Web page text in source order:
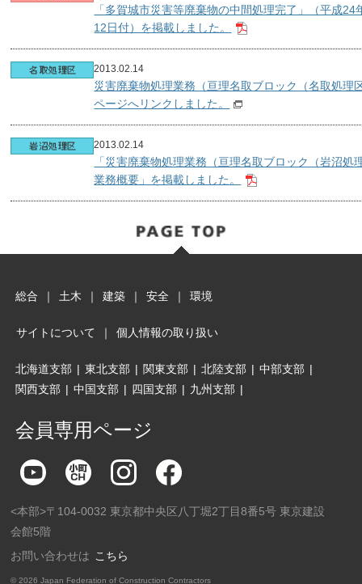
「多賀城市災害等廃棄物の中間処理完了」（平成24
12日付）を掲載しました。
2013.02.14
災害廃棄物処理業務（亘理名取ブロック（名取処理
ページへリンクしました。
2013.02.14
「災害廃棄物処理業務（亘理名取ブロック（岩沼処
業務概要」を掲載しました。
総合 ｜ 土木 ｜ 建築 ｜ 安全 ｜ 環境
サイトについて ｜ 個人情報の取り扱い
北海道支部 | 東北支部 | 関東支部 | 北陸支部 | 中部支部 |
関西支部 | 中国支部 | 四国支部 | 九州支部 |
会員専用ページ
<本部>〒104-0032 東京都中央区八丁堀2丁目8番5号 東京建設
会館5階
お問い合わせは こちら
©2026 Japan Federation of Construction Contractors